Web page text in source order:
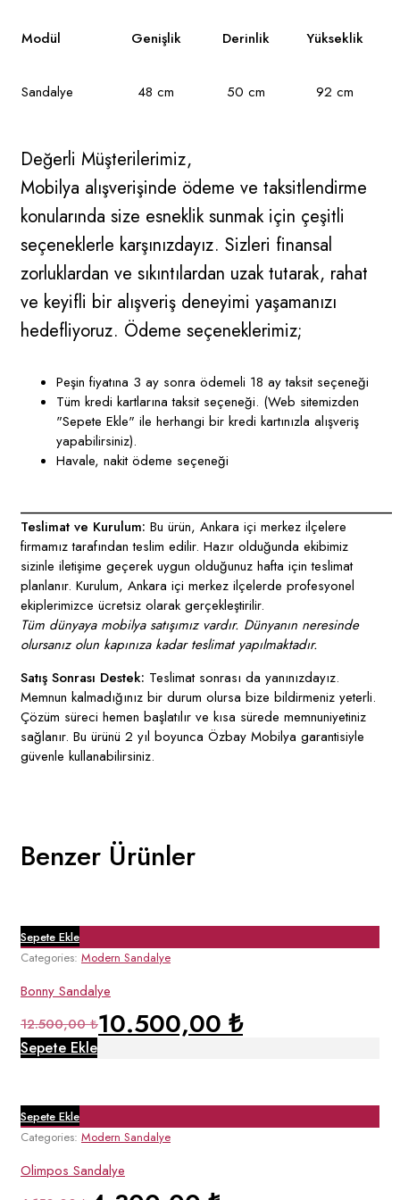
Modül Genişlik Derinlik Yükseklik
Sandalye 48 cm 50 cm 92 cm
Değerli Müşterilerimiz,
Mobilya alışverişinde ödeme ve taksitlendirme
konularında size esneklik sunmak için çeşitli
seçeneklerle karşınızdayız. Sizleri finansal
zorluklardan ve sıkıntılardan uzak tutarak, rahat
ve keyifli bir alışveriş deneyimi yaşamanızı
hedefliyoruz. Ödeme seçeneklerimiz;
Peşin fiyatına 3 ay sonra ödemeli 18 ay taksit seçeneği
Tüm kredi kartlarına taksit seçeneği. (Web sitemizden
"Sepete Ekle" ile herhangi bir kredi kartınızla alışveriş
yapabilirsiniz).
Havale, nakit ödeme seçeneği
____________________________________________________
Teslimat ve Kurulum: Bu ürün, Ankara içi merkez ilçelere
firmamız tarafından teslim edilir. Hazır olduğunda ekibimiz
sizinle iletişime geçerek uygun olduğunuz hafta için teslimat
planlanır. Kurulum, Ankara içi merkez ilçelerde profesyonel
ekiplerimizce ücretsiz olarak gerçekleştirilir.
Tüm dünyaya mobilya satışımız vardır. Dünyanın neresinde
olursanız olun kapınıza kadar teslimat yapılmaktadır.
Satış Sonrası Destek: Teslimat sonrası da yanınızdayız.
Memnun kalmadığınız bir durum olursa bize bildirmeniz yeterli.
Çözüm süreci hemen başlatılır ve kısa sürede memnuniyetiniz
sağlanır. Bu ürünü 2 yıl boyunca Özbay Mobilya garantisiyle
güvenle kullanabilirsiniz.
Benzer Ürünler
Sepete Ekle
Categories: Modern Sandalye
Bonny Sandalye
12.500,00₺
Orijinal
fiyat:
12.500,00 ₺.
10.500,00₺
Şu
andaki
fiyat:
Sepete Ekle
Sepete Ekle
Categories: Modern Sandalye
Olimpos Sandalye